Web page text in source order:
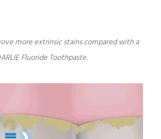
more extrinsic stains compared with a
Fluoride Toothpaste.